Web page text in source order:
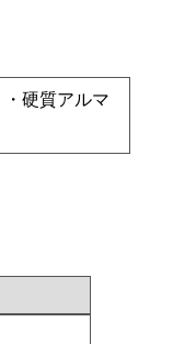
・硬質アルマ